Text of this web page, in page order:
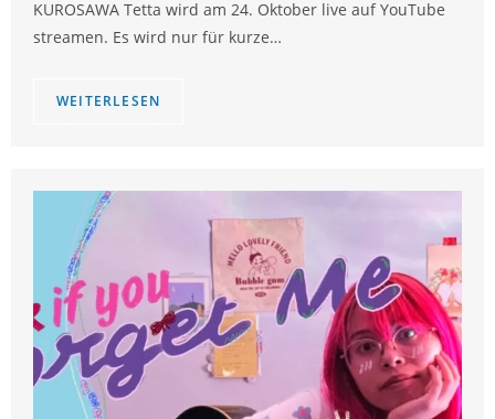
KUROSAWA Tetta wird am 24. Oktober live auf YouTube
streamen. Es wird nur für kurze…
WEITERLESEN